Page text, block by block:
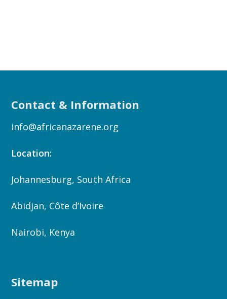
Contact & Information
info@africanazarene.org
Location:
Johannesburg, South Africa
Abidjan, Côte d’Ivoire
Nairobi, Kenya
Sitemap